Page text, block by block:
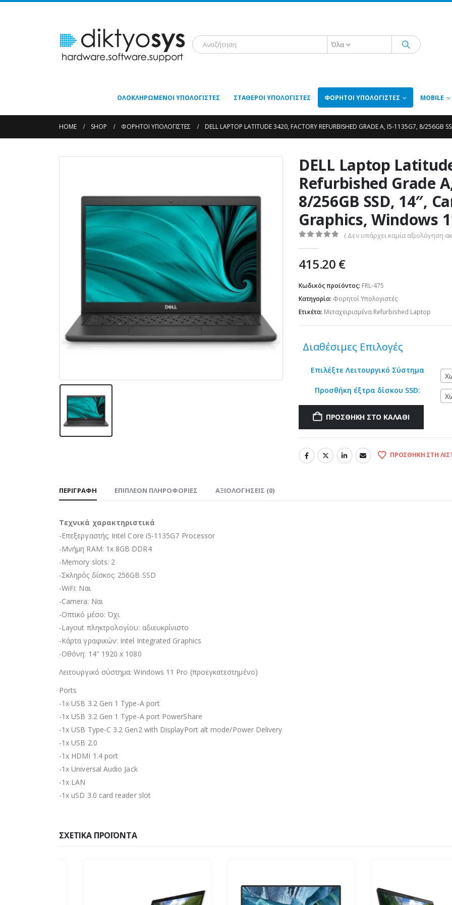
Όλα
ΟΛΟΚΛΗΡΩΜΈΝΟΙ ΥΠΟΛΟΓΙΣΤΈΣ ΣΤΑΘΕΡΟΊ ΥΠΟΛΟΓΙΣΤΈΣ ΦΟΡΗΤΟΊ ΥΠΟΛΟΓΙΣΤΈΣ MOBILE
HOME SHOP ΦΟΡΗΤΟΊ ΥΠΟΛΟΓΙΣΤΈΣ DELL LAPTOP LATITUDE 3420, FACTORY REFURBISHED GRADE A, I5-1135G7, 8/256GB
DELL Laptop
Refurbished Grade
8/256GB SSD, 14″,
Graphics, Windows
( Δεν υπάρχει καμία αξιολόγηση
415.20 €
Κωδικός προϊόντος: FRL-475
Κατηγορία: Φορητοί Υπολογιστές
Ετικέτα: Μεταχειρισμένα Refurbished Laptop
Διαθέσιμες Επιλογές
Επιλέξτε Λειτουργικό Σύστημα
Προσθήκη έξτρα δίσκου SSD:
ΠΡΟΣΘΉΚΗ ΣΤΟ ΚΑΛΆΘΙ
ΠΡΟΣΘΉΚΗ ΣΤΗ
ΠΕΡΙΓΡΑΦΉ ΕΠΙΠΛΈΟΝ ΠΛΗΡΟΦΟΡΊΕΣ ΑΞΙΟΛΟΓΉΣΕΙΣ (0)
Τεχνικά χαρακτηριστικά
-Επεξεργαστής: Intel Core i5-1135G7 Processor
-Μνήμη RAM: 1x 8GB DDR4
-Memory slots: 2
-Σκληρός δίσκος: 256GB SSD
-WiFi: Ναι
-Camera: Ναι
-Οπτικό μέσο: Όχι
-Layout πληκτρολογίου: αδιευκρίνιστo
-Κάρτα γραφικών: Intel Integrated Graphics
-Οθόνη: 14″ 1920 x 1080
Λειτουργικό σύστημα: Windows 11 Pro (προεγκατεστημένο)
Ports
-1x USB 3.2 Gen 1 Type-A port
-1x USB 3.2 Gen 1 Type-A port PowerShare
-1x USB Type-C 3.2 Gen2 with DisplayPort alt mode/Power Delivery
-1x USB 2.0
-1x HDMI 1.4 port
-1x Universal Audio Jack
-1x LAN
-1x uSD 3.0 card reader slot
ΣΧΕΤΙΚΆ ΠΡΟΪΌΝΤΑ